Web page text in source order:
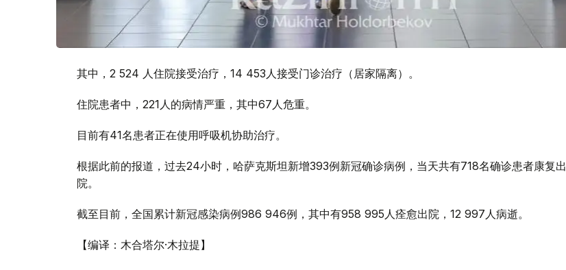
其中，2 524 人住院接受治疗，14 453人接受门诊治疗（居家隔离）。
住院患者中，221人的病情严重，其中67人危重。
目前有41名患者正在使用呼吸机协助治疗。
根据此前的报道，过去24小时，哈萨克斯坦新增393例新冠确诊病例，当天共有718名确诊患者康复出
院。
截至目前，全国累计新冠感染病例986 946例，其中有958 995人痊愈出院，12 997人病逝。
【编译：木合塔尔·木拉提】